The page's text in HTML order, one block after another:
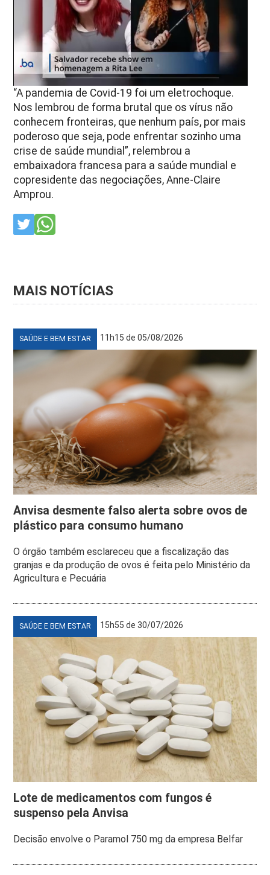
“A pandemia de Covid-19 foi um eletrochoque.
Nos lembrou de forma brutal que os vírus não
conhecem fronteiras, que nenhum país, por mais
poderoso que seja, pode enfrentar sozinho uma
crise de saúde mundial”, relembrou a
embaixadora francesa para a saúde mundial e
copresidente das negociações, Anne-Claire
Amprou.
MAIS NOTÍCIAS
SAÚDE E BEM ESTAR 11h15 de 05/08/2026
Anvisa desmente falso alerta sobre ovos de
plástico para consumo humano
O órgão também esclareceu que a fiscalização das
granjas e da produção de ovos é feita pelo Ministério da
Agricultura e Pecuária
SAÚDE E BEM ESTAR 15h55 de 30/07/2026
Lote de medicamentos com fungos é
suspenso pela Anvisa
Decisão envolve o Paramol 750 mg da empresa Belfar